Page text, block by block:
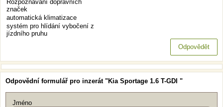
Rozpoznávání dopravních
značek
automatická klimatizace
systém pro hlídání vybočení z
jízdního pruhu
Odpovědět
Odpovědní formulář pro inzerát "Kia Sportage 1.6 T-GDI "
Jméno